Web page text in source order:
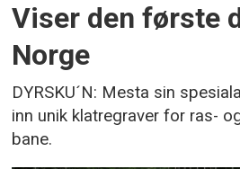
Viser den første
Norge
DYRSKU´N: Mesta sin
inn unik klatregraver for ras-
bane.